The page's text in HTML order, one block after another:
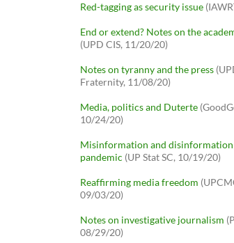
Red-tagging as security issue
End or extend? Notes on the
(UPD CIS, 11/20/20)
Notes on tyranny and the press
Fraternity, 11/08/20)
Media, politics and Duterte
10/24/20)
Misinformation and
pandemic (UP Stat SC, 10/19/20)
Reaffirming media freedom
09/03/20)
Notes on investigative journalism
08/29/20)